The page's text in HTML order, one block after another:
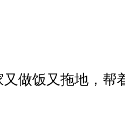
做饭又拖地，帮